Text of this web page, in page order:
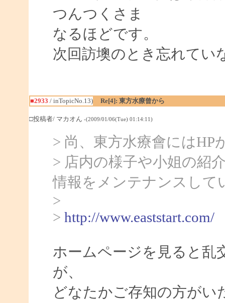
つんつくさま
なるほどです。
次回訪墺のとき忘れてい
■2933 / inTopicNo.13) Re[4]: 東方水療曾から
□投稿者/ マカオん -(2009/01/06(Tue) 01:14:11)
> 尚、東方水療會にはHP
> 店内の様子や小姐の紹
情報をメンテナンスして
>
> http://www.eaststart.com/
ホームページを見ると乱
が、
どなたかご存知の方がい